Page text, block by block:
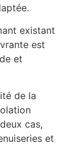
existant
est
et
de la
cas,
et